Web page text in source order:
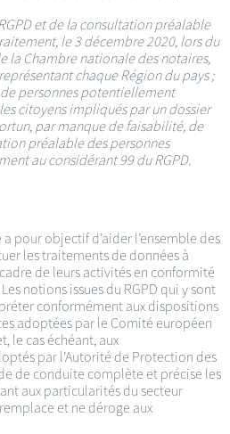
et de la consultation préalable
le 3 décembre 2020, lors du
la Chambre nationale des notaires,
chaque Région du pays ;
personnes potentiellement
citoyens impliqués par un dossier
par manque de faisabilité, de
préalable des personnes
au considérant 99 du RGPD.
pour objectif d’aider l’ensemble des
les traitements de données à
de leurs activités en conformité
notions issues du RGPD qui y sont
conformément aux dispositions
adoptées par le Comité européen
le cas échéant, aux
par l’Autorité de Protection des
de conduite complète et précise les
aux particularités du secteur
et ne déroge aux